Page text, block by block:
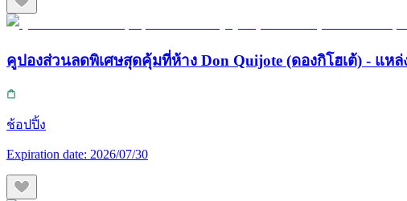
คูปองส่วนลดพิเศษสุดคุ้มที่ห้าง Don Quijote (ดองกิโฮเต้) - แ
ช้อปปิ้ง
Expiration date: 2026/07/30